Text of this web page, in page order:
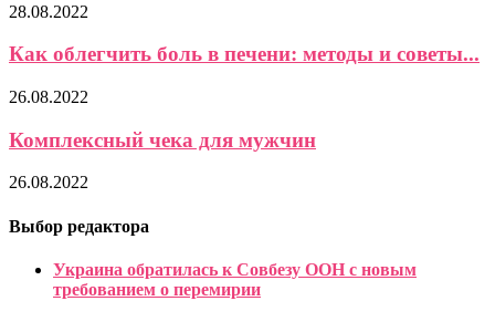
28.08.2022
Как облегчить боль в печени: методы и советы...
26.08.2022
Комплексный чека для мужчин
26.08.2022
Выбор редактора
Украина обратилась к Совбезу ООН с новым
требованием о перемирии